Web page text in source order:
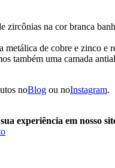
zircônias na cor branca
metálica de cobre e zinco e
também uma camada
noBlog ou noInstagram.
experiência em nosso